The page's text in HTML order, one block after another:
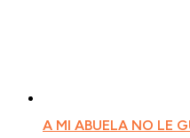
A MI ABUELA NO LE